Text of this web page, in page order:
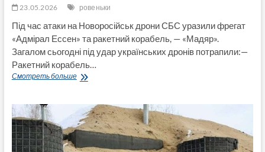
23.05.2026 ровеньки
Під час атаки на Новоросійськ дрони СБС уразили фрегат
«Адмірал Ессен» та ракетний корабель, — «Мадяр».
Загалом сьогодні під удар українських дронів потрапили:—
Ракетний корабель…
Смотреть большеВ
Луганщині
вразили
тилову
та